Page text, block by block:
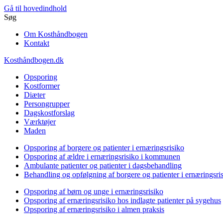
Gå til hovedindhold
Søg
Om Kosthåndbogen
Kontakt
Kosthåndbogen.dk
Opsporing
Kostformer
Diæter
Persongrupper
Dagskostforslag
Værktøjer
Maden
Opsporing af borgere og patienter i ernæringsrisiko
Opsporing af ældre i ernæringsrisiko i kommunen
Ambulante patienter og patienter i dagsbehandling
Behandling og opfølgning af borgere og patienter i
Opsporing af børn og unge i ernæringsrisiko
Opsporing af ernæringsrisiko hos indlagte patienter på sygehus
Opsporing af ernæringsrisiko i almen praksis